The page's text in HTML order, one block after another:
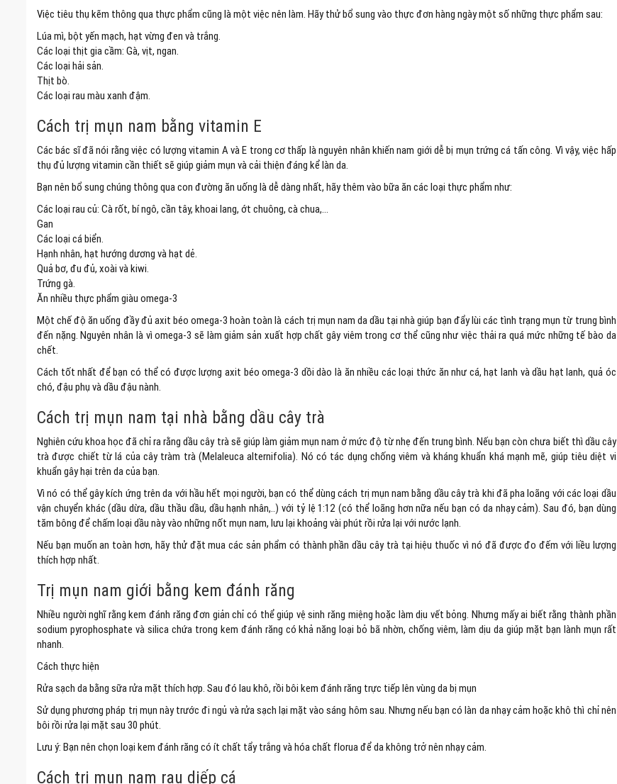
Việc tiêu thụ kẽm thông qua thực phẩm cũng là một việc nên làm. Hãy thử bổ sung vào thực đơn hàng ngày một số những thực phẩm sau:
Lúa mì, bột yến mạch, hạt vừng đen và trắng.
Các loại thịt gia cầm: Gà, vịt, ngan.
Các loại hải sản.
Thịt bò.
Các loại rau màu xanh đậm.
Cách trị mụn nam bằng vitamin E
Các bác sĩ đã nói rằng việc có lượng vitamin A và E trong cơ thấp là nguyên nhân khiến nam giới dễ bị mụn trứng cá tấn công. Vì vậy, việc hấp
thụ đủ lượng vitamin cần thiết sẽ giúp giảm mụn và cải thiện đáng kể làn da.
Bạn nên bổ sung chúng thông qua con đường ăn uống là dễ dàng nhất, hãy thêm vào bữa ăn các loại thực phẩm như:
Các loại rau củ: Cà rốt, bí ngô, cần tây, khoai lang, ớt chuông, cà chua,…
Gan
Các loại cá biển.
Hạnh nhân, hạt hướng dương và hạt dẻ.
Quả bơ, đu đủ, xoài và kiwi.
Trứng gà.
Ăn nhiều thực phẩm giàu omega-3
Một chế độ ăn uống đầy đủ axit béo omega-3 hoàn toàn là cách trị mụn nam da dầu tại nhà giúp bạn đẩy lùi các tình trạng mụn từ trung bình
đến nặng. Nguyên nhân là vì omega-3 sẽ làm giảm sản xuất hợp chất gây viêm trong cơ thể cũng như việc thải ra quá mức những tế bào da
chết.
Cách tốt nhất để bạn có thể có được lượng axit béo omega-3 dồi dào là ăn nhiều các loại thức ăn như cá, hạt lanh và dầu hạt lanh, quả óc
chó, đậu phụ và dầu đậu nành.
Cách trị mụn nam tại nhà bằng dầu cây trà
Nghiên cứu khoa học đã chỉ ra rằng dầu cây trà sẽ giúp làm giảm mụn nam ở mức độ từ nhẹ đến trung bình. Nếu bạn còn chưa biết thì dầu cây
trà được chiết từ lá của cây tràm trà (Melaleuca alternifolia). Nó có tác dụng chống viêm và kháng khuẩn khá mạnh mẽ, giúp tiêu diệt vi
khuẩn gây hại trên da của bạn.
Vì nó có thể gây kích ứng trên da với hầu hết mọi người, bạn có thể dùng cách trị mụn nam bằng dầu cây trà khi đã pha loãng với các loại dầu
vận chuyển khác (dầu dừa, dầu thầu dầu, dầu hạnh nhân,..) với tỷ lệ 1:12 (có thể loãng hơn nữa nếu bạn có da nhạy cảm). Sau đó, bạn dùng
tăm bông để chấm loại dầu này vào những nốt mụn nam, lưu lại khoảng vài phút rồi rửa lại với nước lạnh.
Nếu bạn muốn an toàn hơn, hãy thử đặt mua các sản phẩm có thành phần dầu cây trà tại hiệu thuốc vì nó đã được đo đếm với liều lượng
thích hợp nhất.
Trị mụn nam giới bằng kem đánh răng
Nhiều người nghĩ rằng kem đánh răng đơn giản chỉ có thể giúp vệ sinh răng miệng hoặc làm dịu vết bỏng. Nhưng mấy ai biết rằng thành phần
sodium pyrophosphate và silica chứa trong kem đánh răng có khả năng loại bỏ bã nhờn, chống viêm, làm dịu da giúp mặt bạn lành mụn rất
nhanh.
Cách thực hiện
Rửa sạch da bằng sữa rửa mặt thích hợp. Sau đó lau khô, rồi bôi kem đánh răng trực tiếp lên vùng da bị mụn
Sử dụng phương pháp trị mụn này trước đi ngủ và rửa sạch lại mặt vào sáng hôm sau. Nhưng nếu bạn có làn da nhạy cảm hoặc khô thì chỉ nên
bôi rồi rửa lại mặt sau 30 phút.
Lưu ý: Bạn nên chọn loại kem đánh răng có ít chất tẩy trắng và hóa chất florua để da không trở nên nhạy cảm.
Cách trị mụn nam rau diếp cá